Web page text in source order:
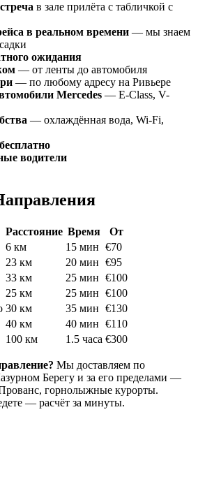
в зале прилёта с табличкой с
в реальном времени — мы знаем
ожидания
— от ленты до автомобиля
— по любому адресу на Ривьере
Mercedes — E-Class, V-
— охлаждённая вода, Wi-Fi,
водители
Расстояние Время
От
6 км 15 мин €70
23 км 20 мин €95
33 км 25 мин €100
25 км 25 мин €100
30 км 35 мин €130
40 км 40 мин €110
100 км 1.5 часа €300
Мы доставляем по
Берегу и за его пределами —
горнолыжные курорты.
— расчёт за минуты.